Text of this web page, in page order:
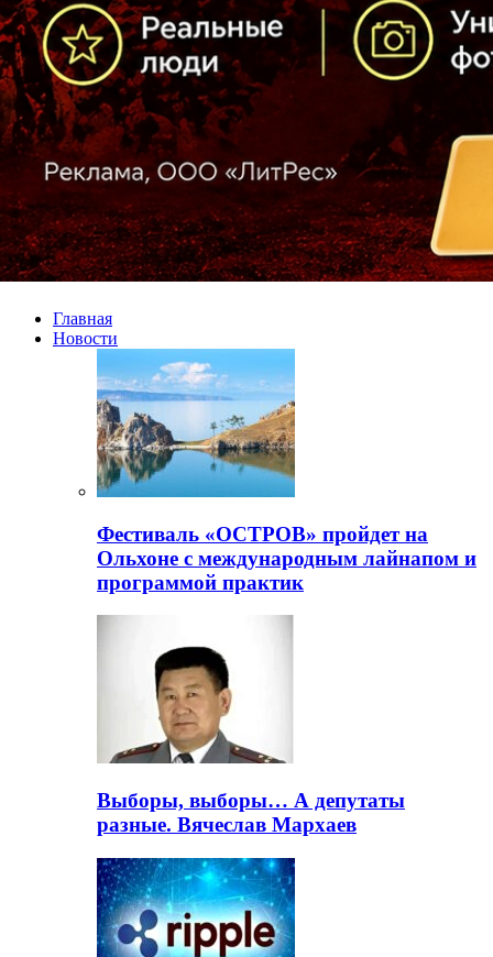
Главная
Новости
Фестиваль «ОСТРОВ» пройдет на
Ольхоне с международным лайнапом и
программой практик
Выборы, выборы… А депутаты
разные. Вячеслав Мархаев